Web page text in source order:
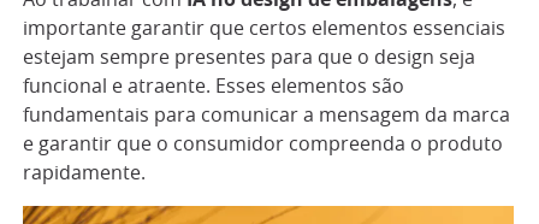
importante garantir que certos elementos essenciais
estejam sempre presentes para que o design seja
funcional e atraente. Esses elementos são
fundamentais para comunicar a mensagem da marca
e garantir que o consumidor compreenda o produto
rapidamente.